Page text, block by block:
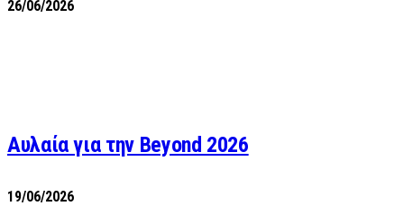
26/06/2026
Αυλαία για την Beyond 2026
19/06/2026